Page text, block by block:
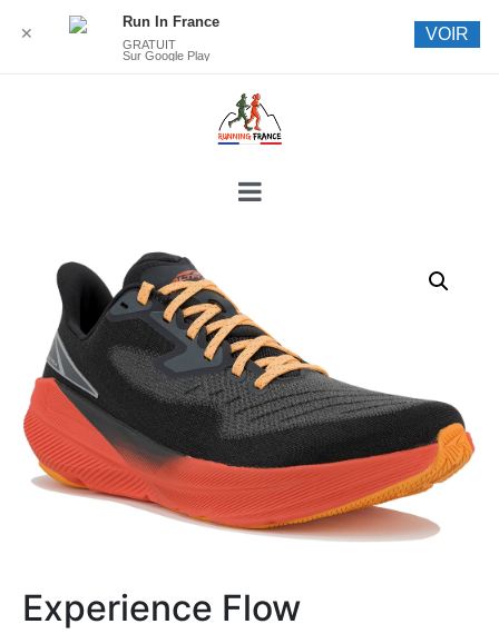
Experience Flow
✕
Run In France
GRATUIT
Sur Google Play
VOIR